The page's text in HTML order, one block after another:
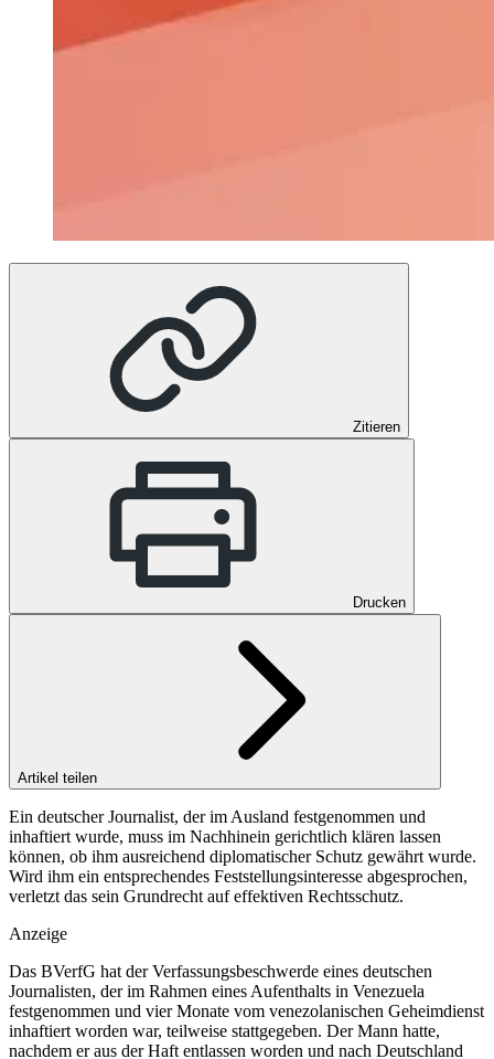
Zitieren
Drucken
Artikel teilen
Ein deutscher Journalist, der im Ausland festgenommen und
inhaftiert wurde, muss im Nachhinein gerichtlich klären lassen
können, ob ihm ausreichend diplomatischer Schutz gewährt wurde.
Wird ihm ein entsprechendes Feststellungsinteresse abgesprochen,
verletzt das sein Grundrecht auf effektiven Rechtsschutz.
Anzeige
Das BVerfG hat der Verfassungsbeschwerde eines deutschen
Journalisten, der im Rahmen eines Aufenthalts in Venezuela
festgenommen und vier Monate vom venezolanischen Geheimdienst
inhaftiert worden war, teilweise stattgegeben. Der Mann hatte,
nachdem er aus der Haft entlassen worden und nach Deutschland